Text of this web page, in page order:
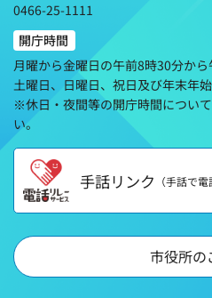
0466-25-1111
開庁時間
月曜から金曜日の午前8時30分か
土曜日、日曜日、祝日及び年末年
※休日・夜間等の開庁時間につい
い。
手話リンク （手話で
市役所の